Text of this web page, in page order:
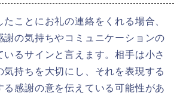
ことにお礼の連絡をくれる場合、
謝の気持ちやコミュニケーションの
いるサインと言えます。相手は小さ
気持ちを大切にし、それを表現する
る感謝の意を伝えている可能性があ